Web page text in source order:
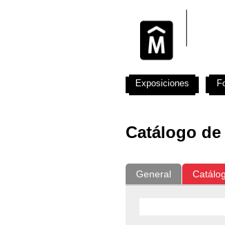
Catálogo
General
Exposiciones